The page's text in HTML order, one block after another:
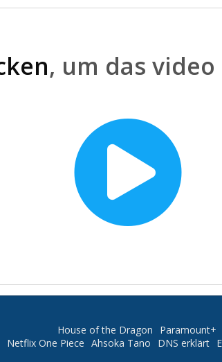
, um das
Paramount+
House of the Dragon
DNS erklärt
Ahsoka Tano
Netflix One Piece